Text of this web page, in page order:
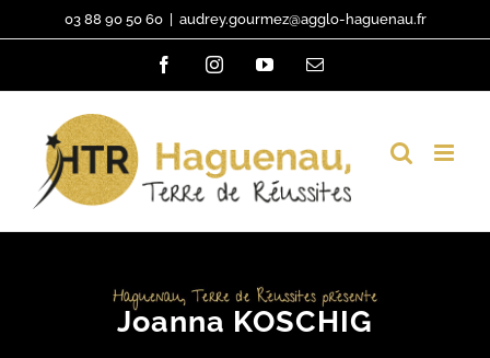
contenu
03 88 90 50 60 audrey.gourmez@agglo-haguenau.fr
FacebookInstagramYouTubeEmail
Joanna KOSCHIG